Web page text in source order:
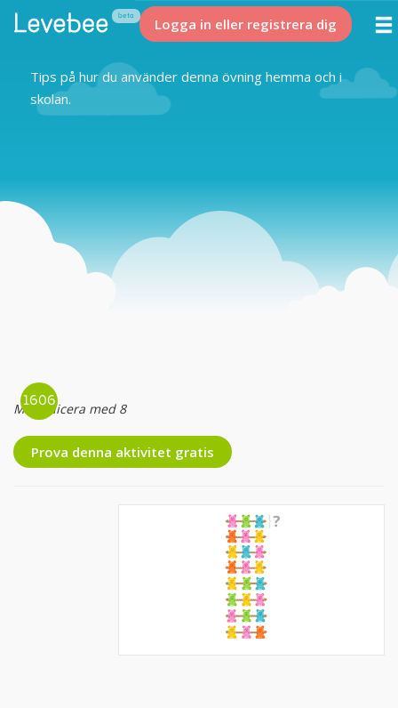
Logga in eller registrera dig
Tips på hur du använder denna övning hemma och i
skolan.
Multiplicera med 8
Prova denna aktivitet gratis